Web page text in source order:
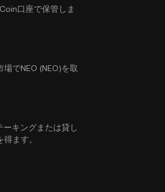
口座で保管しま
でNEO (NEO)を取
ーキングまたは貸し
ます。